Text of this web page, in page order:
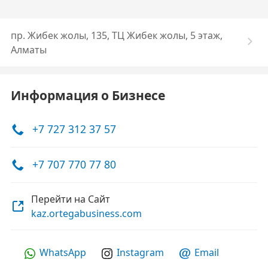
пр. Жибек жолы, 135, ТЦ Жибек жолы, 5 этаж,
Алматы
Информация о Бизнесе
+7 727 312 37 57
+7 707 770 77 80
Перейти на Сайт
kaz.ortegabusiness.com
WhatsApp Instagram Email